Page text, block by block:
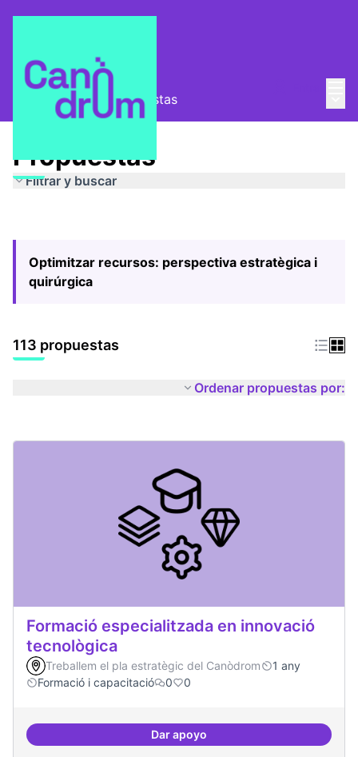
Pla Estratègic Propuestas
Propuestas
Filtrar y buscar
Optimitzar recursos: perspectiva estratègica i
quirúrgica
113 propuestas
Ordenar propuestas por:
Formació especialitzada en innovació
tecnològica
Treballem el pla estratègic del Canòdrom
1 any
Formació i capacitació
0 0
Dar apoyoFormació especialitzada en